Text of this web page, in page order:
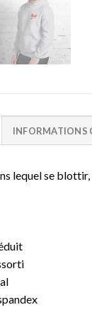
INFORMATIONS
lequel se